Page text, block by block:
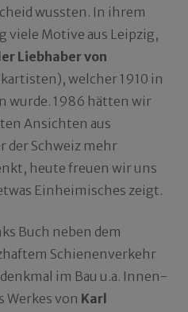
wussten. In ihrem
viele Motive aus Leipzig,
Liebhaber von
welcher 1910 in
wurde. 1986 hätten wir
Ansichten aus
der Schweiz mehr
heute freuen wir uns
Einheimisches zeigt.
Buch neben dem
Schienenverkehr
im Bau u.a. Innen-
Werkes von Karl